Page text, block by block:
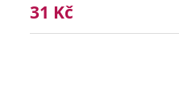
31 Kč